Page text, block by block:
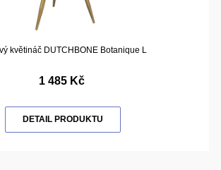
květináč DUTCHBONE Botanique L
1 485 Kč
DETAIL PRODUKTU